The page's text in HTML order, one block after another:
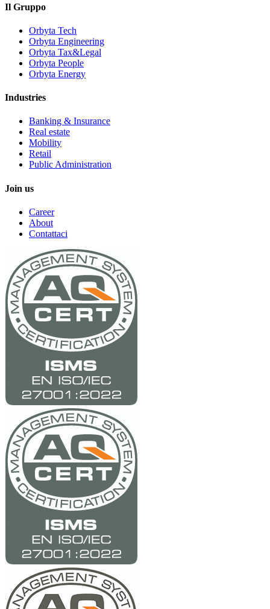
Il Gruppo
Orbyta Tech
Orbyta Engineering
Orbyta Tax&Legal
Orbyta People
Orbyta Energy
Industries
Banking & Insurance
Real estate
Mobility
Retail
Public Administration
Join us
Career
About
Contattaci